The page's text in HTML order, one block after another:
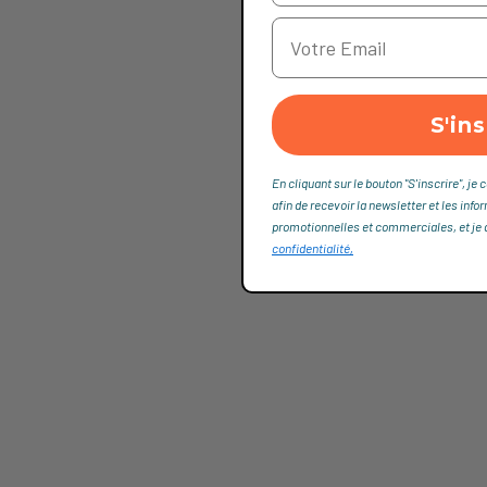
En cliquant sur le bouton "S'inscrire", je
afin de recevoir la newsletter et les
promotionnelles et commerciales, et je
confidentialité,